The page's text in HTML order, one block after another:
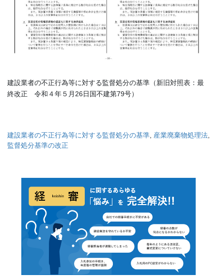
建設業者の不正行為等に対する監督処分の基準（新旧対照表：最
終改正 令和４年５月26日国不建第79号）
建設業者の不正行為等に対する監督処分の基準 産業廃棄物処理法
監督処分基準の改正